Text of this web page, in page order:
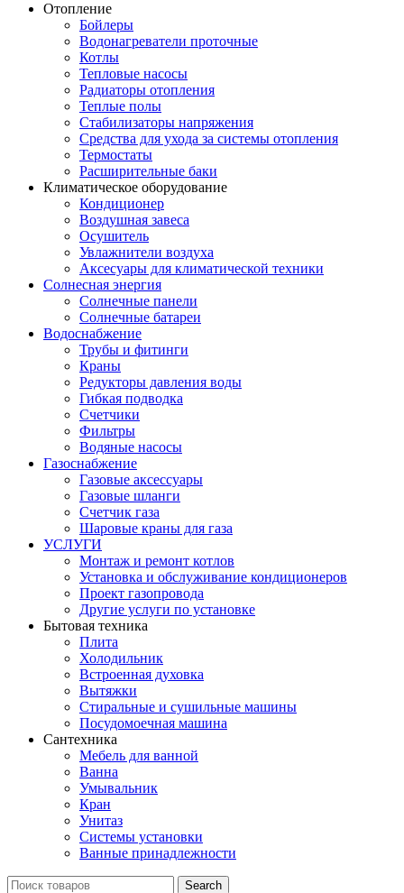
Отопление
Бойлеры
Водонагреватели проточные
Котлы
Тепловые насосы
Радиаторы отопления
Теплые полы
Стабилизаторы напряжения
Средства для ухода за системы отопления
Термостаты
Расширительные баки
Климатическое оборудование
Кондиционер
Воздушная завеса
Осушитель
Увлажнители воздуха
Аксесуары для климатической техники
Солнесная энергия
Cолнечные панели
Солнечные батареи
Водоснабжение
Трубы и фитинги
Краны
Редукторы давления воды
Гибкая подводка
Счетчики
Фильтры
Водяные насосы
Газоснабжение
Газовые аксессуары
Газовые шланги
Счетчик газа
Шаровые краны для газа
УСЛУГИ
Монтаж и ремонт котлов
Установка и обслуживание кондиционеров
Проект газопровода
Другие услуги по установке
Бытовая техника
Плита
Холодильник
Встроенная духовка
Вытяжки
Стиральные и сушильные машины
Посудомоечная машина
Сантехника
Мебель для ванной
Ванна
Умывальник
Кран
Унитаз
Системы установки
Ванные принадлежности
Search